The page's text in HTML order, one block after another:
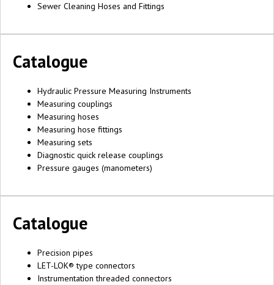
Sewer Cleaning Hoses and Fittings
Catalogue
Hydraulic Pressure Measuring Instruments
Measuring couplings
Measuring hoses
Measuring hose fittings
Measuring sets
Diagnostic quick release couplings
Pressure gauges (manometers)
Catalogue
Precision pipes
LET-LOK® type connectors
Instrumentation threaded connectors